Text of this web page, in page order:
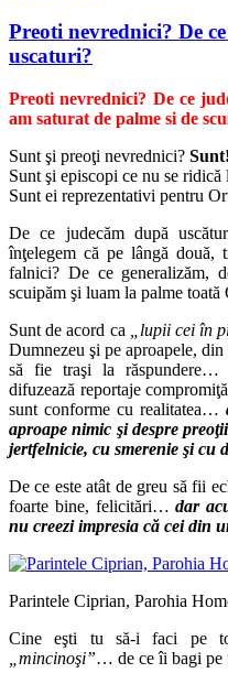
Preoti nevrednici? De
uscaturi?
Preoti nevrednici? De ce
am saturat de palme si de
Sunt şi preoţi nevrednici? Sunt!
Sunt şi episcopi ce nu se ridică
Sunt ei reprezentativi pentru
De ce judecăm după
înţelegem că pe lângă două,
falnici? De ce generalizăm,
scuipăm şi luam la palme toată
Sunt de acord ca
„lupii cei în
Dumnezeu şi pe aproapele,
să fie traşi la răspundere…
difuzează reportaje
sunt conforme cu realitatea…
aproape nimic şi despre
jertfelnicie, cu smerenie şi cu
De ce este atât de greu să fii
foarte bine, felicitări…dar
nu creezi impresia că cei din
Parintele Ciprian, Parohia
Cine eşti tu să-i faci pe
„mincinoşi”… de ce îi bagi pe